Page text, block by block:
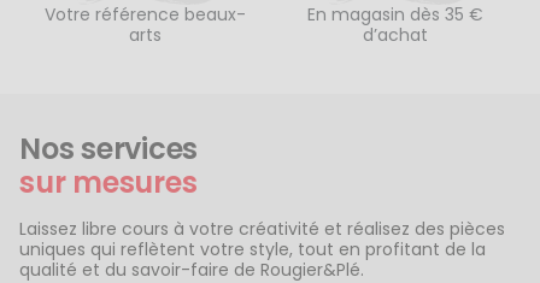
Votre référence beaux-
arts
En magasin dès 35 €
d’achat
Nos services
sur mesures
Laissez libre cours à votre créativité et réalisez des pièces
uniques qui reflètent votre style, tout en profitant de la
qualité et du savoir-faire de Rougier&Plé.